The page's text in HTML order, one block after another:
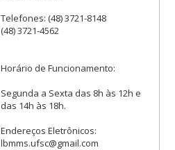
Telefones: (48) 3721-8148
(48) 3721-4562
Horário de Funcionamento:
Segunda a Sexta das 8h às 12h e
das 14h às 18h.
Endereços Eletrônicos:
lbmms.ufsc@gmail.com